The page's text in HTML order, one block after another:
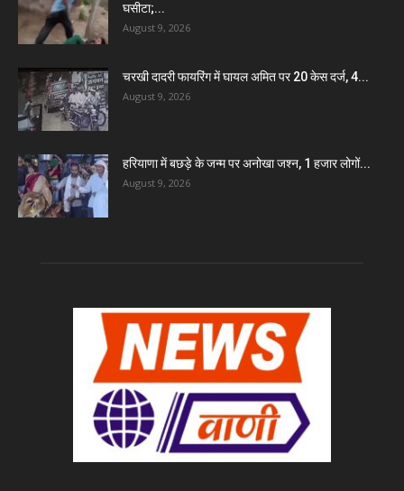
घसीटा;...
August 9, 2026
चरखी दादरी फायरिंग में घायल अमित पर 20 केस दर्ज, 4...
August 9, 2026
हरियाणा में बछड़े के जन्म पर अनोखा जश्न, 1 हजार लोगों...
August 9, 2026